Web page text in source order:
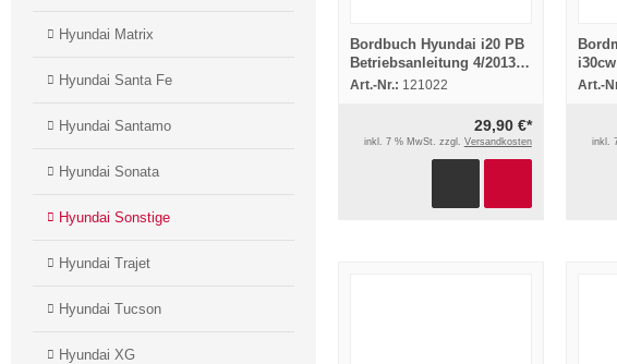
Bordbuch Hyundai i20 PB
Betriebsanleitung 4/2013
Bedienungsanleitung
Art.-Nr.: 121022
29,90 €*
inkl. 7 % MwSt. zzgl. Versandkosten
2010
Art.-
inkl.
Hyundai Matrix
Hyundai Santa Fe
Hyundai Santamo
Hyundai Sonata
Hyundai Sonstige
Hyundai Trajet
Hyundai Tucson
Hyundai XG